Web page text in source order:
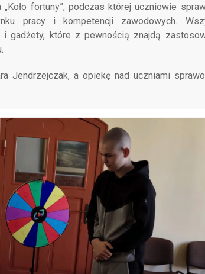
„Koło fortuny”, podczas której uczniowie
pracy i kompetencji zawodowych.
gadżety, które z pewnością znajdą
Jendrzejczak, a opiekę nad uczniami